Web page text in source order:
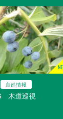
自然情報
木道巡視